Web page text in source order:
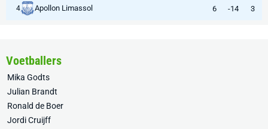
4 Apollon Limassol 6 -14 3
Voetballers
Mika Godts
Julian Brandt
Ronald de Boer
Jordi Cruijff